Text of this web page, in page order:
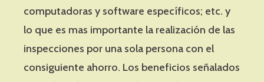
computadoras y software específicos; etc. y
lo que es mas importante la realización de las
inspecciones por una sola persona con el
consiguiente ahorro. Los beneficios señalados